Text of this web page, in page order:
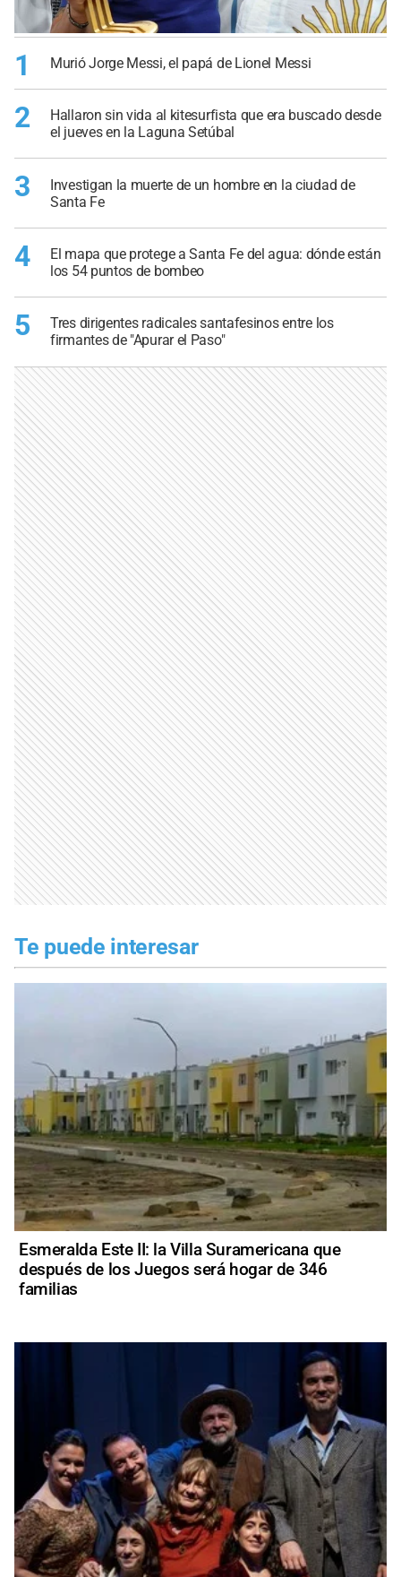
1 Murió Jorge Messi, el papá de Lionel Messi
2
Hallaron sin vida al kitesurfista que era buscado desde
el jueves en la Laguna Setúbal
3
Investigan la muerte de un hombre en la ciudad de
Santa Fe
4
El mapa que protege a Santa Fe del agua: dónde están
los 54 puntos de bombeo
5
Tres dirigentes radicales santafesinos entre los
firmantes de "Apurar el Paso"
Te puede interesar
Esmeralda Este II: la Villa Suramericana que
después de los Juegos será hogar de 346
familias